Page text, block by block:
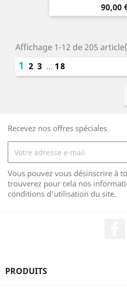
Prix
90,00
Affichage 1-12 de 205
1 2 3 … 18
Recevez nos offres spéciales
Vous pouvez vous désinscrire à
trouverez pour cela nos
conditions d'utilisation du site.
PRODUITS